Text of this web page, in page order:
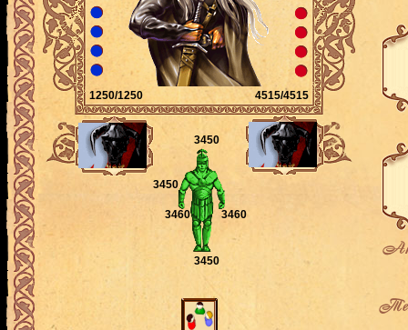
1250/1250 4515/4515
3450
3450
3450
3460 3460